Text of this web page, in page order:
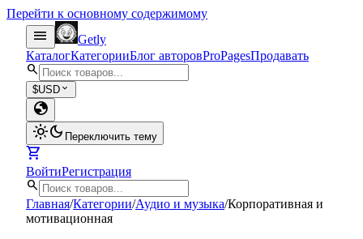
Перейти к основному содержимому
menu
Getly
КаталогКатегорииБлог авторовProPagesПродавать
search
$USD expand_more
globe
light_modedark_mode Переключить тему
shopping_cart
ВойтиРегистрация
search
Главная/Категории/Аудио и музыка/Корпоративная и
мотивационная